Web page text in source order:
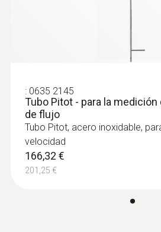
Sonda de proceso para la
: 0635 2145
Tubo Pitot - para la medición
de flujo
Tubo Pitot, acero inoxidable,
velocidad
166,32 €
201,25 €